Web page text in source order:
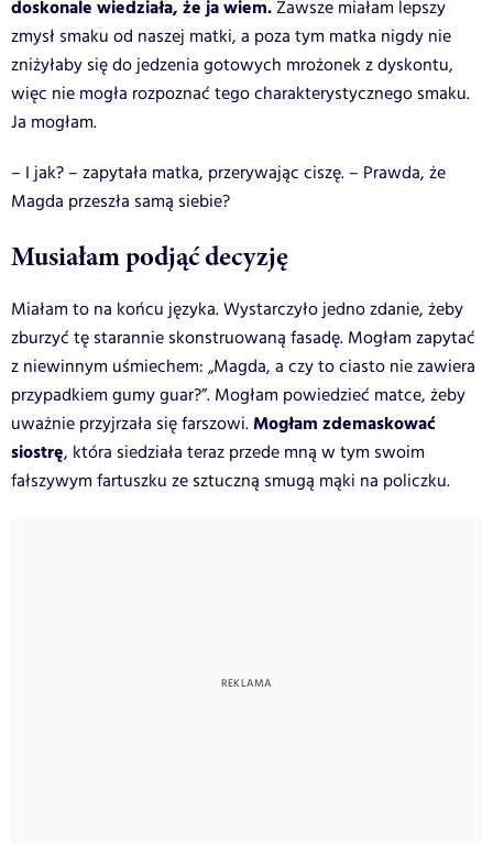
doskonale wiedziała, że ja wiem.Zawsze miałam lepszy
zmysł smaku od naszej matki, a poza tym matka nigdy nie
zniżyłaby się do jedzenia gotowych mrożonek z dyskontu,
więc nie mogła rozpoznać tego charakterystycznego smaku.
Ja mogłam.
– I jak? – zapytała matka, przerywając ciszę. – Prawda, że
Magda przeszła samą siebie?
Musiałam podjąć decyzję
Miałam to na końcu języka. Wystarczyło jedno zdanie, żeby
zburzyć tę starannie skonstruowaną fasadę. Mogłam zapytać
z niewinnym uśmiechem: „Magda, a czy to ciasto nie zawiera
przypadkiem gumy guar?”. Mogłam powiedzieć matce, żeby
uważnie przyjrzała się farszowi.Mogłam zdemaskować
siostrę, która siedziała teraz przede mną w tym swoim
fałszywym fartuszku ze sztuczną smugą mąki na policzku.